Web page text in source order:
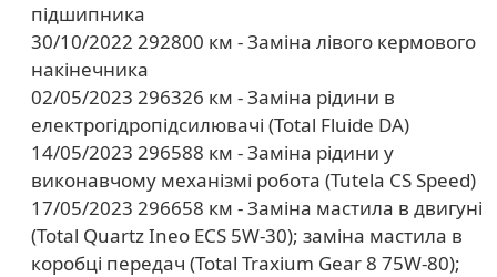
підшипника
30/10/2022 292800 км - Заміна лівого кермового
накінечника
02/05/2023 296326 км - Заміна рідини в
електрогідропідсилювачі (Total Fluide DA)
14/05/2023 296588 км - Заміна рідини у
виконавчому механізмі робота (Tutela CS Speed)
17/05/2023 296658 км - Заміна мастила в двигуні
(Total Quartz Ineo ECS 5W-30); заміна мастила в
коробці передач (Total Traxium Gear 8 75W-80);